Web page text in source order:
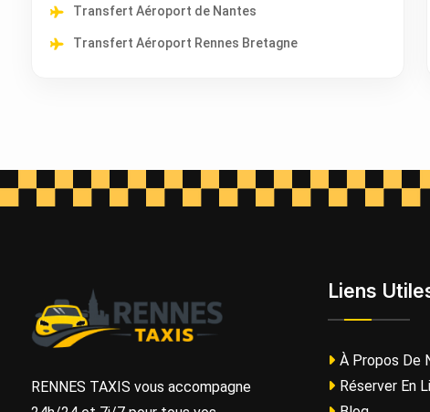
Transfert Aéroport de Nantes
Transfert Aéroport Rennes Bretagne
RENNES TAXIS vous accompagne
Liens
À Propos De
Réserver En